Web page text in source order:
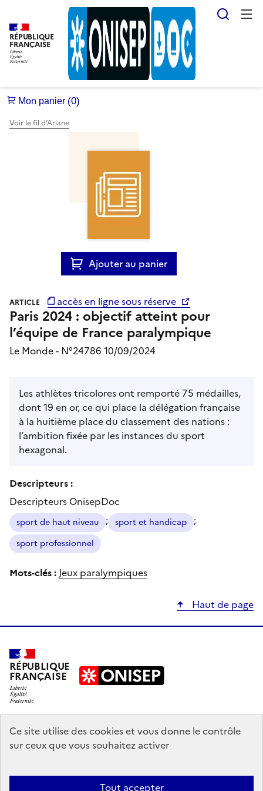
Ce site utilise des cookies et vous donne le contrôle
sur ceux que vous souhaitez activer
Tout accepter
RÉPUBLIQUE
FRANÇAISE
Voir le fil d’Ariane
Ajouter au panier
accès en ligne sous réserve
ARTICLE
Paris 2024 : objectif atteint pour
l’équipe de France paralympique
Le Monde - N°24786 10/09/2024
Les athlètes tricolores ont remporté 75 médailles,
dont 19 en or, ce qui place la délégation française
à la huitième place du classement des nations :
l’ambition fixée par les instances du sport
hexagonal.
Descripteurs :
Descripteurs OnisepDoc
sport de haut niveau ; sport et handicap ;
sport professionnel
Mots-clés : Jeux paralympiques
Haut de page
RÉPUBLIQUE
FRANÇAISE
education.gouv.fr
enseignementsup-recherche.gouv.fr